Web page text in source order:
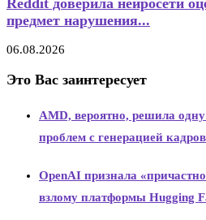
предмет нарушения...
06.08.2026
Это Вас заинтересует
AMD, вероятно, решила
проблем с генерацией кадров
OpenAI признала
взлому платформы Hugging